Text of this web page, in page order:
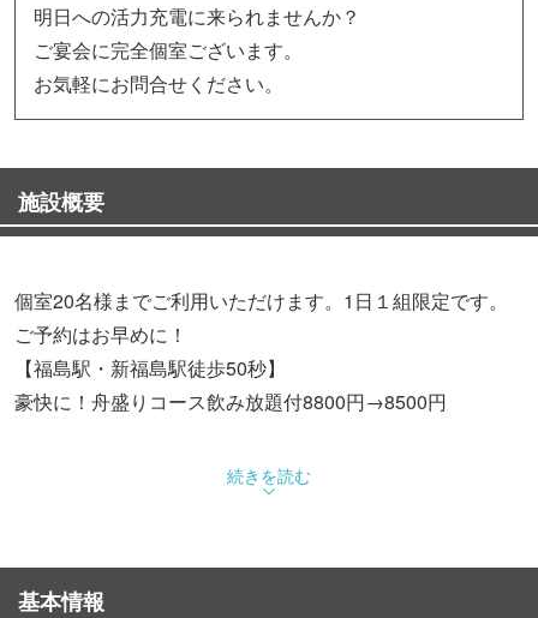
明日への活力充電に来られませんか？
ご宴会に完全個室ございます。
お気軽にお問合せください。
施設概要
個室20名様までご利用いただけます。1日１組限定です。
ご予約はお早めに！
【福島駅・新福島駅徒歩50秒】
豪快に！舟盛りコース飲み放題付8800円→8500円
歓迎会・送別会・同窓会などに個室会場をお探しの幹事
様！まるで温泉宿に来たような宴会をしませんか？
◆ほんわかテレビスペシャル お墨付きグルメで紹介され
ました◆
続きを読む
基本情報